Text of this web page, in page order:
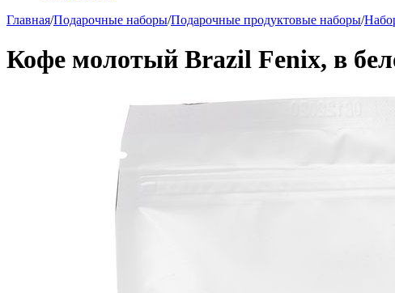
Главная/Подарочные наборы/Подарочные продуктовые наборы/
Кофе молотый Brazil Fenix, в